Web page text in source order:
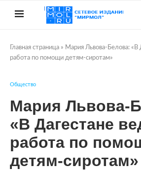
Главная страница » Мария Львова-Белова: «В
работа по помощи детям-сиротам»
Общество
Мария Львова-
«В Дагестане
работа по
детям-сиротам»